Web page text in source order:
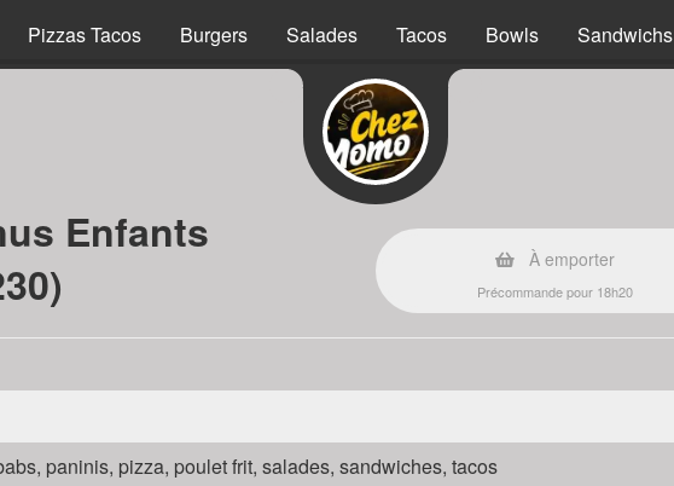
Pizzas Tacos Burgers Salades Tacos Bowls Sandwichs
Enfants
À emporter
Précommande pour 18h20
paninis, pizza, poulet frit, salades, sandwiches, tacos